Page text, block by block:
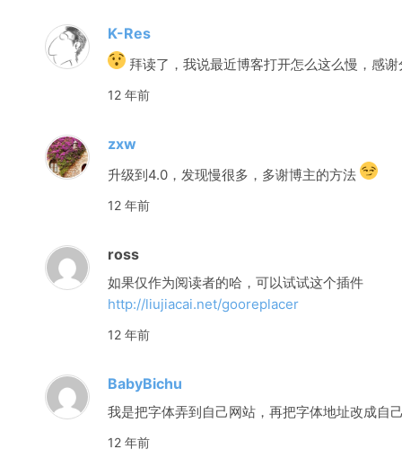
K-Res
拜读了，我说最近博客打开怎么这么慢，感
12 年前
zxw
升级到4.0，发现慢很多，多谢博主的方法
12 年前
ross
如果仅作为阅读者的哈，可以试试这个插件
http://liujiacai.net/gooreplacer
12 年前
BabyBichu
我是把字体弄到自己网站，再把字体地址改成自
12 年前